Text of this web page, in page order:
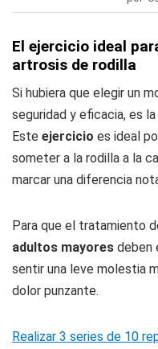
El ejercicio ideal
artrosis de rodilla
Si hubiera que elegir un
seguridad y eficacia, es la
Este ejercicio es ideal
someter a la rodilla a la
marcar una diferencia
Para que el tratamiento
adultos mayores deben
sentir una leve molestia
dolor punzante.
Realizar 3 series de 10